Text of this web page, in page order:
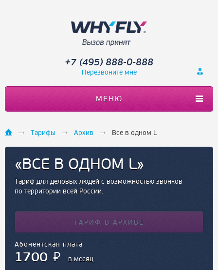
+7 (495) 888-0-888
Перезвоните мне
МЕНЮ
Тарифы Архив Все в одном L
«ВСЕ В ОДНОМ L»
Тариф для деловых людей с возможностью звонков
по территории всей России.
ТАРИФ В АРХИВЕ
Абонентская плата
1700 ⃏ в месяц